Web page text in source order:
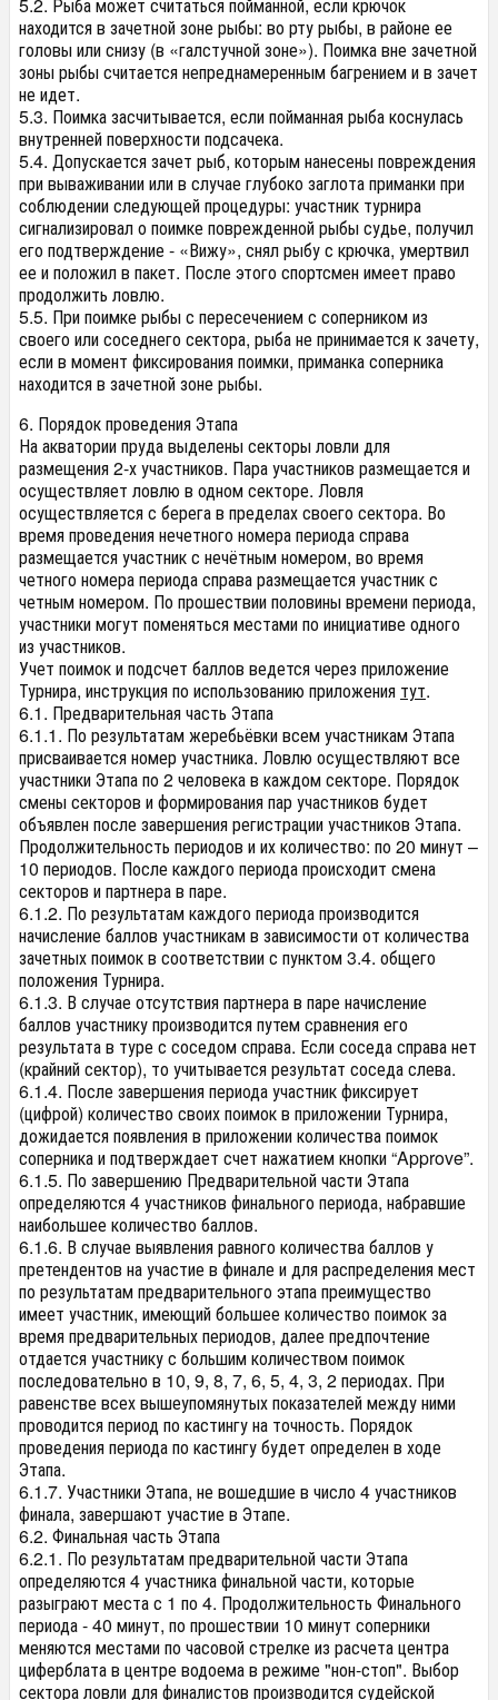
находится в зачетной зоне рыбы: во рту рыбы, в районе ее
головы или снизу (в «галстучной зоне»). Поимка вне зачетной
зоны рыбы считается непреднамеренным багрением и в зачет
не идет.
5.3. Поимка засчитывается, если пойманная рыба коснулась
внутренней поверхности подсачека.
5.4. Допускается зачет рыб, которым нанесены повреждения
при вываживании или в случае глубоко заглота приманки при
соблюдении следующей процедуры: участник турнира
сигнализировал о поимке поврежденной рыбы судье, получил
его подтверждение - «Вижу», снял рыбу с крючка, умертвил
ее и положил в пакет. После этого спортсмен имеет право
продолжить ловлю.
5.5. При поимке рыбы с пересечением с соперником из
своего или соседнего сектора, рыба не принимается к зачету,
если в момент фиксирования поимки, приманка соперника
находится в зачетной зоне рыбы.
6. Порядок проведения Этапа
На акватории пруда выделены секторы ловли для
размещения 2-х участников. Пара участников размещается и
осуществляет ловлю в одном секторе. Ловля
осуществляется с берега в пределах своего сектора. Во
время проведения нечетного номера периода справа
размещается участник с нечётным номером, во время
четного номера периода справа размещается участник с
четным номером. По прошествии половины времени периода,
участники могут поменяться местами по инициативе одного
из участников.
Учет поимок и подсчет баллов ведется через приложение
Турнира, инструкция по использованию приложения тут.
6.1. Предварительная часть Этапа
6.1.1. По результатам жеребьёвки всем участникам Этапа
присваивается номер участника. Ловлю осуществляют все
участники Этапа по 2 человека в каждом секторе. Порядок
смены секторов и формирования пар участников будет
объявлен после завершения регистрации участников Этапа.
Продолжительность периодов и их количество: по 20 минут –
10 периодов. После каждого периода происходит смена
секторов и партнера в паре.
6.1.2. По результатам каждого периода производится
начисление баллов участникам в зависимости от количества
зачетных поимок в соответствии с пунктом 3.4. общего
положения Турнира.
6.1.3. В случае отсутствия партнера в паре начисление
баллов участнику производится путем сравнения его
результата в туре с соседом справа. Если соседа справа нет
(крайний сектор), то учитывается результат соседа слева.
6.1.4. После завершения периода участник фиксирует
(цифрой) количество своих поимок в приложении Турнира,
дожидается появления в приложении количества поимок
соперника и подтверждает счет нажатием кнопки “Approve”.
6.1.5. По завершению Предварительной части Этапа
определяются 4 участников финального периода, набравшие
наибольшее количество баллов.
6.1.6. В случае выявления равного количества баллов у
претендентов на участие в финале и для распределения мест
по результатам предварительного этапа преимущество
имеет участник, имеющий большее количество поимок за
время предварительных периодов, далее предпочтение
отдается участнику с большим количеством поимок
последовательно в 10, 9, 8, 7, 6, 5, 4, 3, 2 периодах. При
равенстве всех вышеупомянутых показателей между ними
проводится период по кастингу на точность. Порядок
проведения периода по кастингу будет определен в ходе
Этапа.
6.1.7. Участники Этапа, не вошедшие в число 4 участников
финала, завершают участие в Этапе.
6.2. Финальная часть Этапа
6.2.1. По результатам предварительной части Этапа
определяются 4 участника финальной части, которые
разыграют места с 1 по 4. Продолжительность Финального
периода - 40 минут, по прошествии 10 минут соперники
меняются местами по часовой стрелке из расчета центра
циферблата в центре водоема в режиме "нон-стоп". Выбор
сектора ловли для финалистов производится судейской